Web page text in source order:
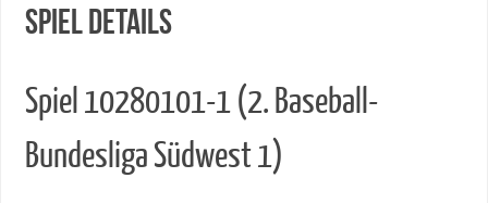
Spiel Details
Spiel 10280101-1 (2. Baseball-
Bundesliga Südwest 1)